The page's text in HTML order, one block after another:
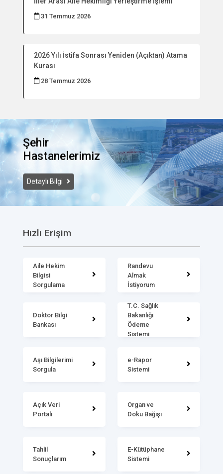
31 Temmuz 2026
2026 Yılı İstifa Sonrası Yeniden (Açıktan) Atama
Kurası
28 Temmuz 2026
Şehir
Hastanelerimiz
Detaylı Bilgi
Hızlı Erişim
Aile Hekim
Bilgisi
Sorgulama
Randevu
Almak
İstiyorum
Doktor Bilgi
Bankası
T.C. Sağlık
Bakanlığı
Ödeme
Sistemi
Aşı Bilgilerimi
Sorgula
e-Rapor
Sistemi
Açık Veri
Portalı
Organ ve
Doku Bağışı
Tahlil
Sonuçlarım
E-Kütüphane
Sistemi